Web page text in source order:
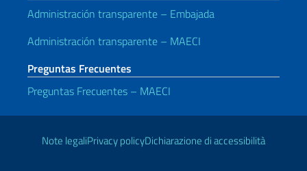
Administración transparente – Embajada
Administración transparente – MAECI
Preguntas Frecuentes
Preguntas Frecuentes – MAECI
Enlaces útiles
Note legaliPrivacy policyDichiarazione di accessibilità